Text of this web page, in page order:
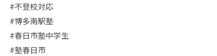
#不登校対応
#博多南駅塾
#春日市塾中学生
#塾春日市